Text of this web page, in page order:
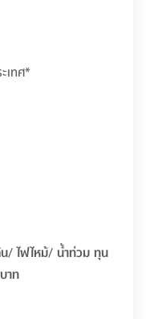
เทศ*
/ ไฟไหม้/ น้ำท่วม ทุน
าท